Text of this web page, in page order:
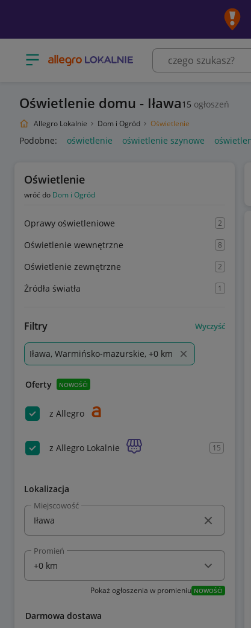
Otwórz menu z kategoriami
Oświetlenie domu - Iława15 ogłoszeń
Allegro Lokalnie Dom i Ogród Oświetlenie
Podobne: oświetlenie oświetlenie szynowe
Oświetlenie
wróć do Dom i Ogród
Oprawy oświetleniowe 2
Oświetlenie wewnętrzne 8
Oświetlenie zewnętrzne 2
Źródła światła 1
Filtry Wyczyść
Iława, Warmińsko-mazurskie, +0 km
Oferty NOWOŚĆ!
z Allegro
z Allegro Lokalnie 15
Lokalizacja
Miejscowość
Promień
Pokaż ogłoszenia w promieniu NOWOŚĆ!
Darmowa dostawa